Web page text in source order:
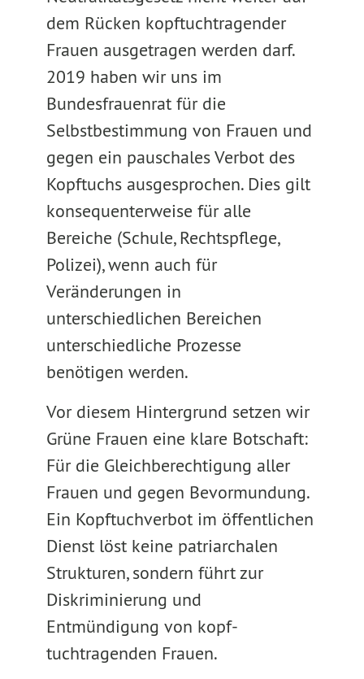
dem Rücken kopftuchtragender
Frauen ausgetragen werden darf.
2019 haben wir uns im
Bundesfrauenrat für die
Selbstbestimmung von Frauen und
gegen ein pauschales Verbot des
Kopftuchs ausgesprochen. Dies gilt
konsequenterweise für alle
Bereiche (Schule, Rechtspflege,
Polizei), wenn auch für
Veränderungen in
unterschiedlichen Bereichen
unterschiedliche Prozesse
benötigen werden.
Vor diesem Hintergrund setzen wir
Grüne Frauen eine klare Botschaft:
Für die Gleichberechtigung aller
Frauen und gegen Bevormundung.
Ein Kopftuchverbot im öffentlichen
Dienst löst keine patriarchalen
Strukturen, sondern führt zur
Diskriminierung und
Entmündigung von kopf-
tuchtragenden Frauen.